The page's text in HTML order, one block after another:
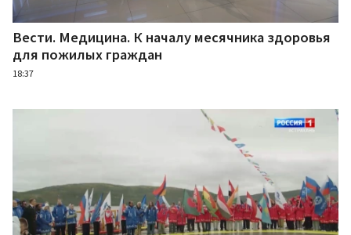
Вести. Медицина. К началу месячника здоровья
для пожилых граждан
18:37